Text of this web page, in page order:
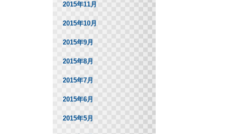
2015年11月
2015年10月
2015年9月
2015年8月
2015年7月
2015年6月
2015年5月